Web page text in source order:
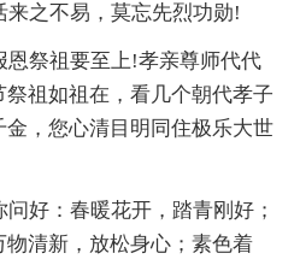
来之不易，莫忘先烈功勋!
恩祭祖要至上!孝亲尊师代代
祖如祖在，看几个朝代孝子
，您心清目明同住极乐大世
好：春暖花开，踏青刚好；
清新，放松身心；素色着